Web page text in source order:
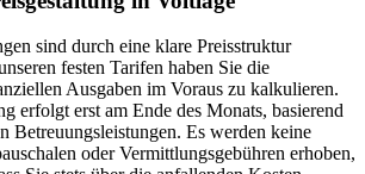
sind durch eine klare Preisstruktur
festen Tarifen haben Sie die
Ausgaben im Voraus zu kalkulieren.
erfolgt erst am Ende des Monats, basierend
Betreuungsleistungen. Es werden keine
oder Vermittlungsgebühren erhoben,